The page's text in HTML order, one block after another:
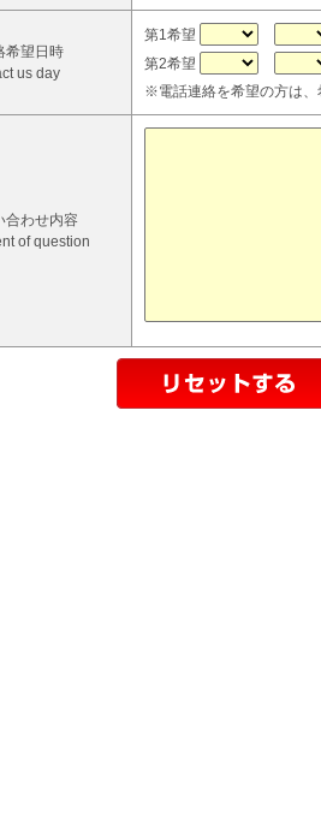
希望日時
us day
第1希望
第2希望
※電話連絡を希望の方は、
合わせ内容
of question